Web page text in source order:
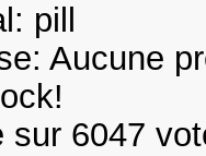
pill
Aucune
6047